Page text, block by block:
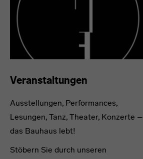
Veranstaltungen
Ausstellungen, Performances,
Lesungen, Tanz, Theater, Konzerte –
das Bauhaus lebt!
Stöbern Sie durch unseren